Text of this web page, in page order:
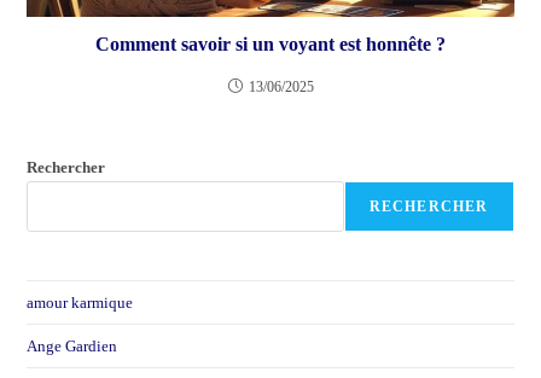
Comment savoir si un voyant est honnête ?
13/06/2025
Rechercher
RECHERCHER
amour karmique
Ange Gardien